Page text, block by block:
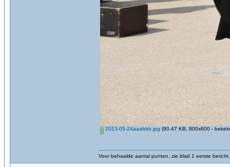
2013-05-24aaabbb.jpg (90.47 KB, 800x600 -
Voor behaalde aantal punten, zie blad 1 eerste bericht.